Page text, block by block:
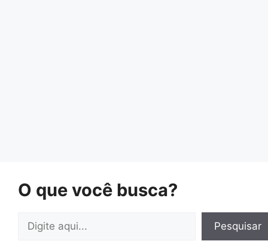
O que você busca?
Pesquisar Pesquisar